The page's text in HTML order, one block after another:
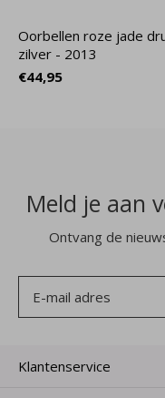
Oorbellen roze jade
zilver - 2013
€44,95
Meld je aan
Ontvang de
Klantenservice